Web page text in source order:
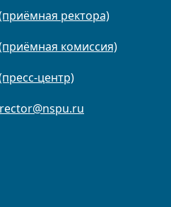
ректора)
комиссия)
центр)
rector@nspu.ru